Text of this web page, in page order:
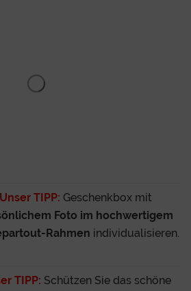
Unser TIPP: Geschenkbox mit
Foto im hochwertigem
Rahmen individualisieren.
TIPP: Schützen Sie das schöne